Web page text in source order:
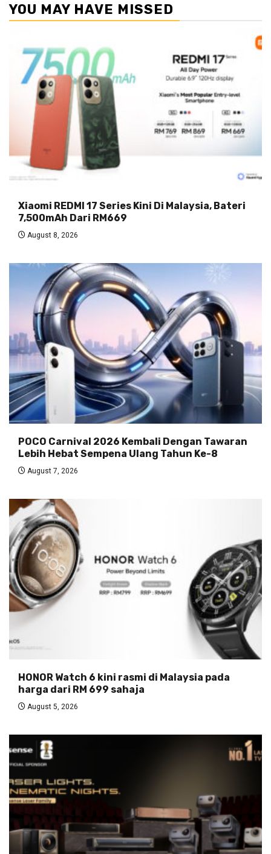
YOU MAY HAVE MISSED
Xiaomi REDMI 17 Series Kini Di Malaysia, Bateri
7,500mAh Dari RM669
August 8, 2026
POCO Carnival 2026 Kembali Dengan Tawaran
Lebih Hebat Sempena Ulang Tahun Ke-8
August 7, 2026
HONOR Watch 6 kini rasmi di Malaysia pada
harga dari RM 699 sahaja
August 5, 2026